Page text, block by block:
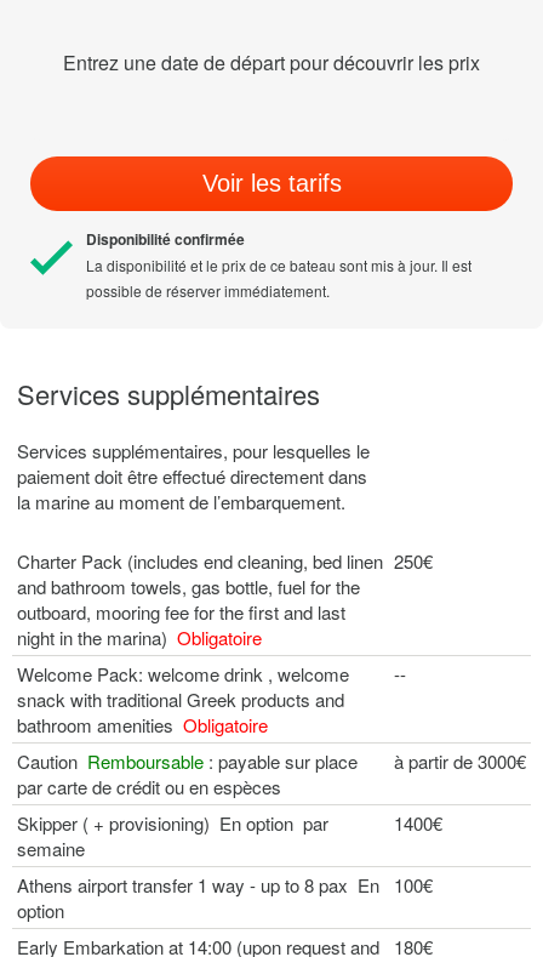
Entrez une date de départ pour découvrir les prix
Voir les tarifs
Disponibilité confirmée
La disponibilité et le prix de ce bateau sont mis à jour. Il est
possible de réserver immédiatement.
Services supplémentaires
Services supplémentaires, pour lesquelles le
paiement doit être effectué directement dans
la marine au moment de l’embarquement.
Charter Pack (includes end cleaning, bed linen
and bathroom towels, gas bottle, fuel for the
outboard, mooring fee for the first and last
night in the marina) Obligatoire
250€
Welcome Pack: welcome drink , welcome
snack with traditional Greek products and
bathroom amenities Obligatoire
--
Caution Remboursable : payable sur place
par carte de crédit ou en espèces
à partir de 3000€
Skipper ( + provisioning) En option par
semaine
1400€
Athens airport transfer 1 way - up to 8 pax En
option
100€
Early Embarkation at 14:00 (upon request and 180€